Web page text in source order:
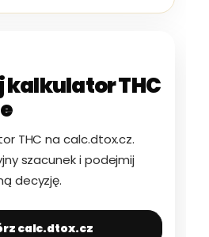
THC
THC na calc.dtox.cz.
szacunek i podejmij
decyzję.
calc.dtox.cz